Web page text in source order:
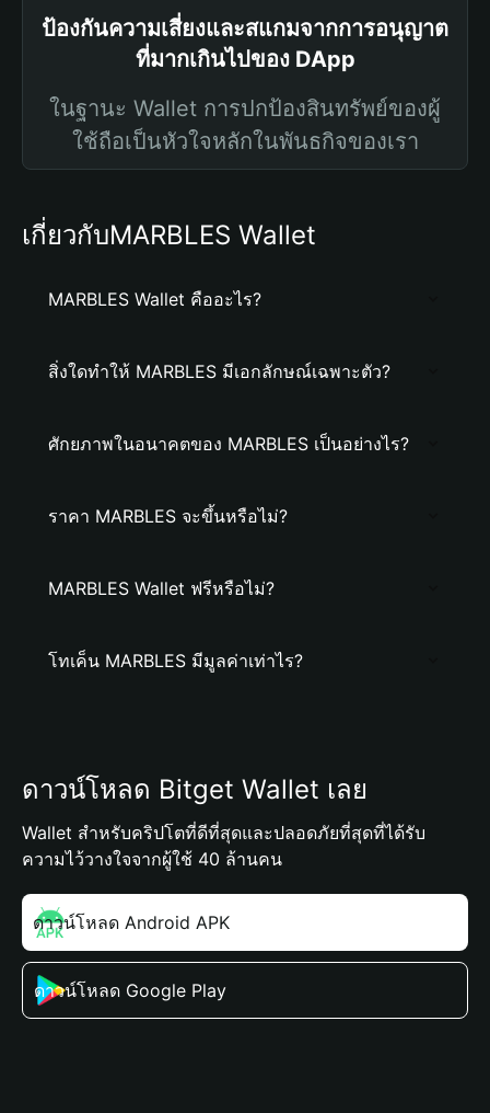
ป้องกันความเสี่ยงและสแกมจากการอนุญาต
ที่มากเกินไปของ DApp
ในฐานะ Wallet การปกป้องสินทรัพย์ของผู้
ใช้ถือเป็นหัวใจหลักในพันธกิจของเรา
เกี่ยวกับMARBLES Wallet
MARBLES Wallet คืออะไร?
สิ่งใดทำให้ MARBLES มีเอกลักษณ์เฉพาะตัว?
ศักยภาพในอนาคตของ MARBLES เป็นอย่างไร?
ราคา MARBLES จะขึ้นหรือไม่?
MARBLES Wallet ฟรีหรือไม่?
โทเค็น MARBLES มีมูลค่าเท่าไร?
ดาวน์โหลด Bitget Wallet เลย
Wallet สำหรับคริปโตที่ดีที่สุดและปลอดภัยที่สุดที่ได้รับ
ความไว้วางใจจากผู้ใช้ 40 ล้านคน
ดาวน์โหลด Android APK
ดาวน์โหลด Google Play